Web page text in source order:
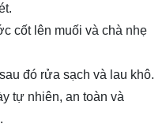
cốt lên muối và chà nhẹ
đó rửa sạch và lau khô.
tự nhiên, an toàn và